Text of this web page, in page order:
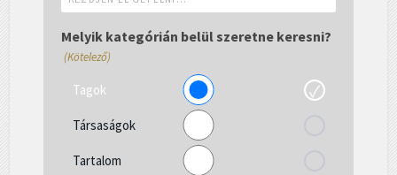
el
gépelni...
Melyik kategórián belül szeretne keresni?
(Kötelező)
Tagok
Társaságok
Tartalom